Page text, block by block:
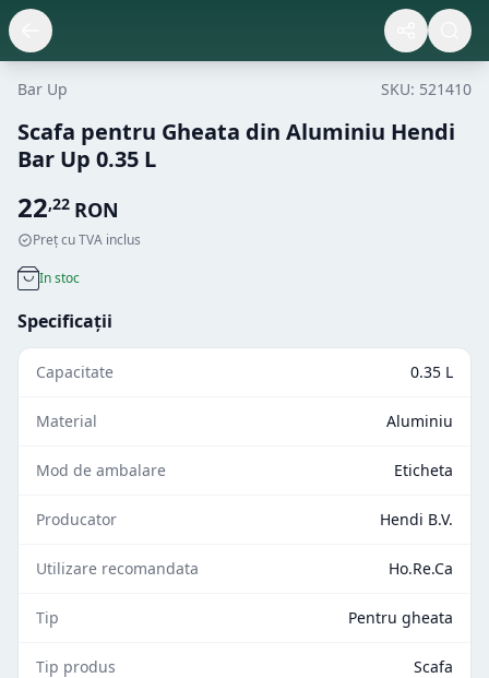
Bar Up SKU: 521410
Scafa pentru Gheata din Aluminiu Hendi
Bar Up 0.35 L
22,22 RON
Preț cu TVA inclus
In stoc
Specificații
Capacitate 0.35 L
Material Aluminiu
Mod de ambalare Eticheta
Producator Hendi B.V.
Utilizare recomandata Ho.Re.Ca
Tip Pentru gheata
Tip produs Scafa